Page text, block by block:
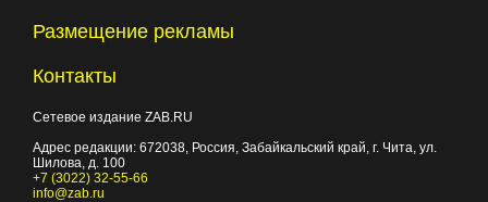
Размещение рекламы
Контакты
Сетевое издание ZAB.RU
Адрес редакции: 672038 , Россия, Забайкальский край, г. Чита ул.
Шилова, д. 100
+7 (3022) 32-55-66
info@zab.ru